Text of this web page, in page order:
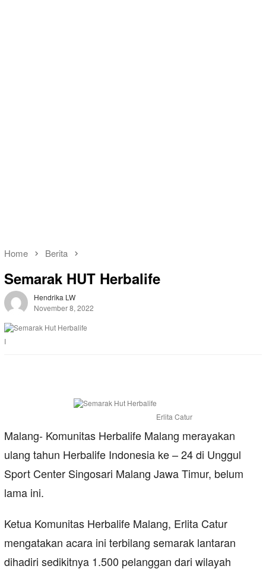
Home Berita
Semarak HUT Herbalife
Hendrika LW
November 8, 2022
I
Erlita Catur
Malang- Komunitas Herbalife Malang merayakan
ulang tahun Herbalife Indonesia ke – 24 di Unggul
Sport Center Singosari Malang Jawa Timur, belum
lama ini.
Ketua Komunitas Herbalife Malang, Erlita Catur
mengatakan acara ini terbilang semarak lantaran
dihadiri sedikitnya 1.500 pelanggan dari wilayah